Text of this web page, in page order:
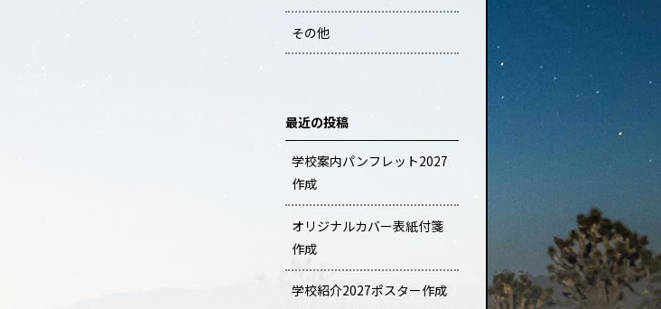
その他
最近の投稿
学校案内パンフレット2027
作成
オリジナルカバー表紙付箋
作成
学校紹介2027ポスター作成